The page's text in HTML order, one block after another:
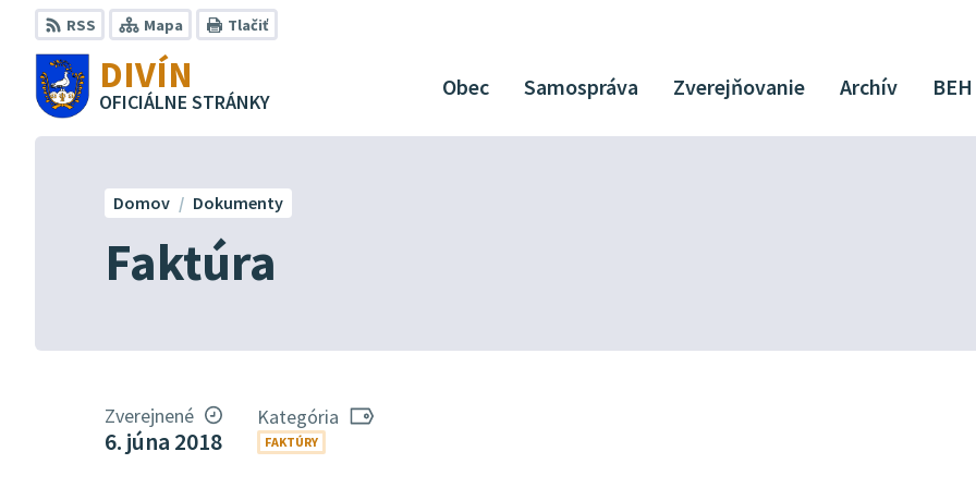
Preskočiť
na
obsah
RSS Mapa Tlačiť
DIVÍN
OFICIÁLNE STRÁNKY
Obec Samospráva Zverejňovanie Archív BEH
Faktúra
Domov Dokumenty
Zverejnené
6. júna 2018
Kategória
FAKTÚRY